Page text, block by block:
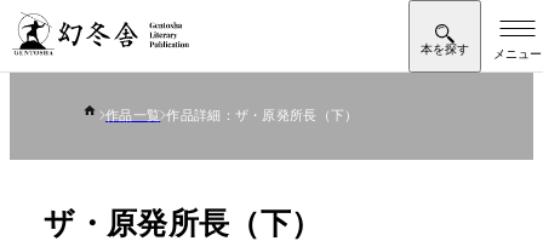
作品一覧 作品詳細：ザ・原発所長（下）
ザ・原発所長（下）